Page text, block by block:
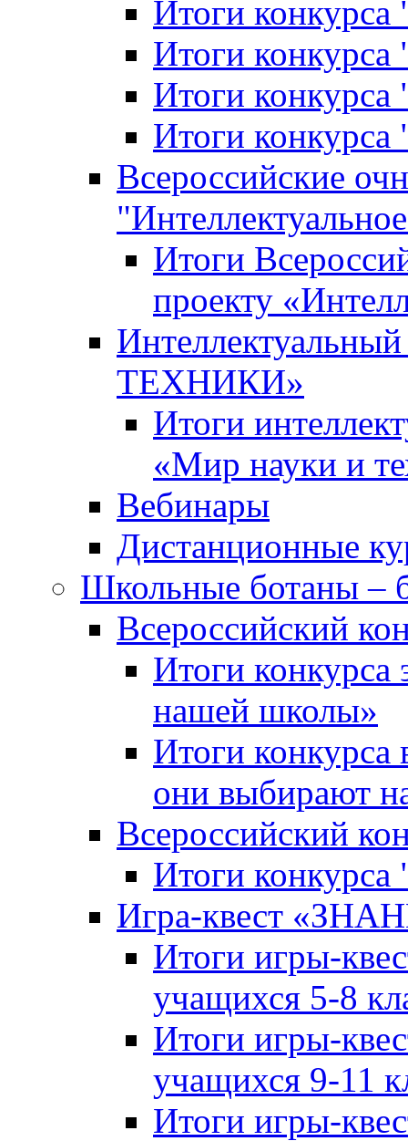
Итоги
Итоги конкурса
Итоги
Итоги
Всероссийские
Итоги
проекту
ТЕХНИКИ»
Итоги
«Мир науки и
Вебинары
Дистанционные
Школьные ботаны –
Всероссийский
Итоги
нашей школы»
Итоги конкурса
они выбирают
Всероссийский
Итоги
Игра-квест
Итоги игры-
учащихся 5-8
Итоги игры-
учащихся 9-11
Итоги игры-